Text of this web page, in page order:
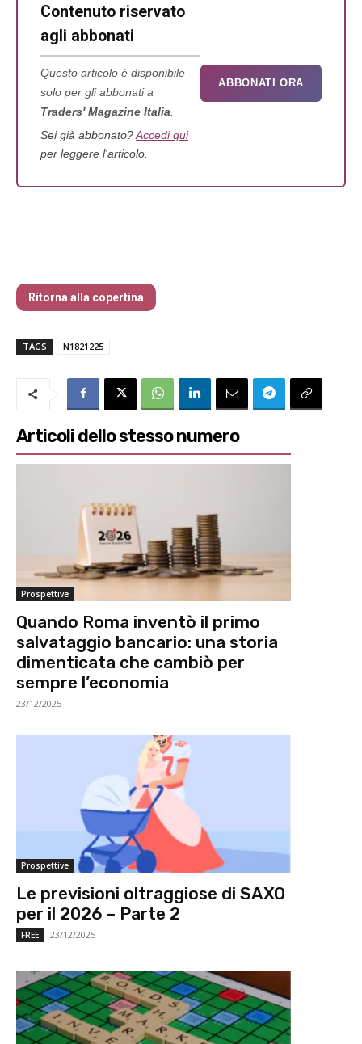
Contenuto riservato
agli abbonati
Questo articolo è disponibile
solo per gli abbonati a
Traders' Magazine Italia
Sei già abbonato? Accedi qui
per leggere l'articolo.
ABBONATI ORA
Ritorna alla copertina
TAGS N1821225
Articoli dello stesso numero
Prospettive
Quando Roma inventò il primo
salvataggio bancario: una storia
dimenticata che cambiò per
sempre l’economia
23/12/2025
Prospettive
Le previsioni oltraggiose di SAXO
per il 2026 – Parte 2
FREE 23/12/2025